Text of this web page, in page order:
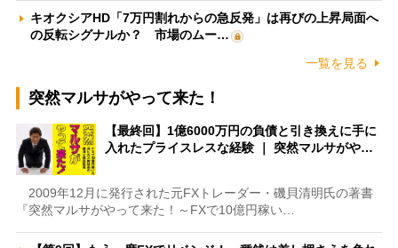
キオクシアHD「7万円割れからの急反発」は再びの上昇局面へ
の反転シグナルか？ 市場のムー…
一覧を見る
突然マルサがやって来た！
【最終回】1億6000万円の負債と引き換えに手に
入れたプライスレスな経験 ｜ 突然マルサがや…
2009年12月に発行された元FXトレーダー・磯貝清明氏の著書
『突然マルサがやって来た！～FXで10億円稼い…